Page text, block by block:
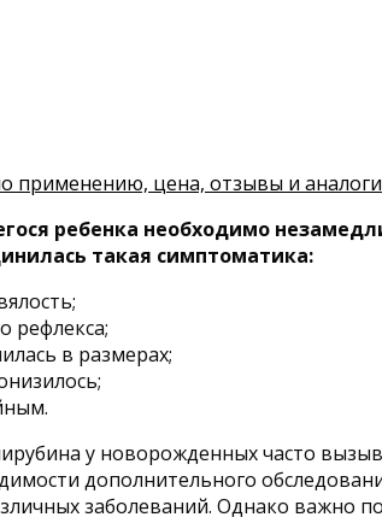
применению, цена, отзывы и аналоги
ребенка необходимо
такая симптоматика:
рефлекса;
в размерах;
у новорожденных часто
дополнительного
заболеваний. Однако важно